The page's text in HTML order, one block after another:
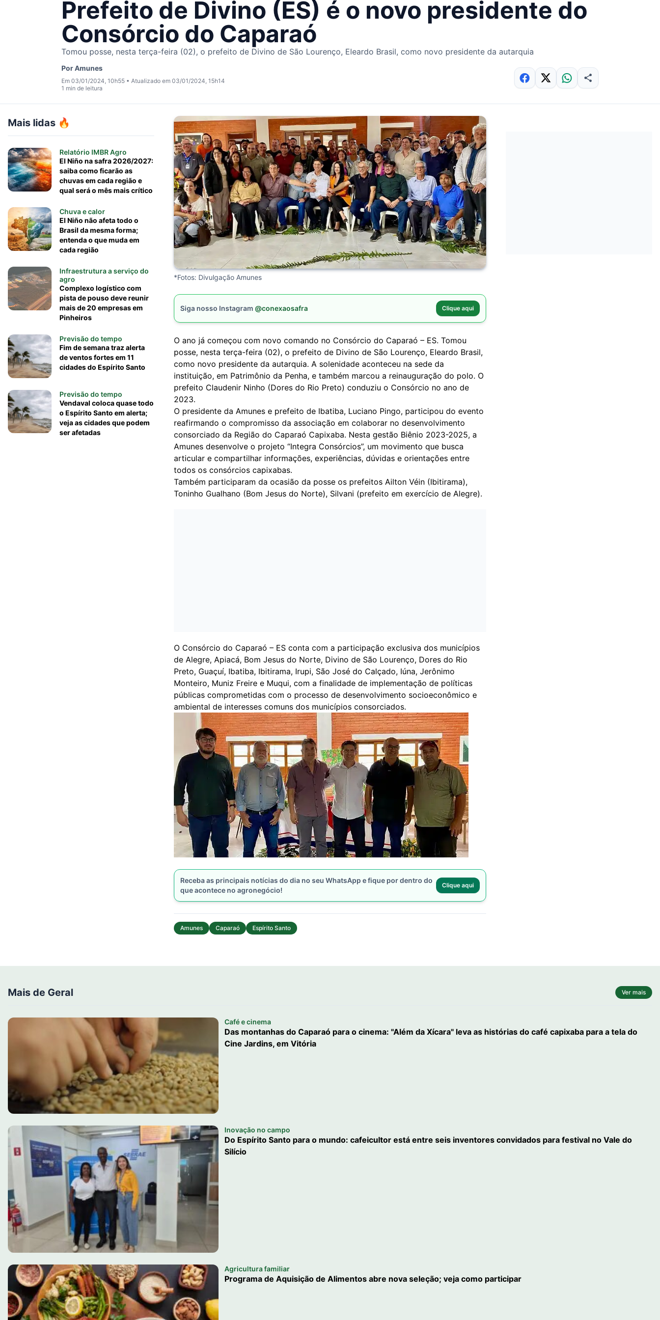
Prefeito de Divino (ES) é o novo presidente do
Consórcio do Caparaó
Tomou posse, nesta terça-feira (02), o prefeito de Divino de São Lourenço, Eleardo Brasil, como novo presidente da autarquia
PorAmunes
Em 03/01/2024, 10h55 • Atualizado em 03/01/2024, 15h14
1 min de leitura
Mais lidas 🔥
Relatório IMBR Agro
El Niño na safra 2026/2027:
saiba como ficarão as
chuvas em cada região e
qual será o mês mais crítico
Chuva e calor
El Niño não afeta todo o
Brasil da mesma forma;
entenda o que muda em
cada região
Infraestrutura a serviço do
agro
Complexo logístico com
pista de pouso deve reunir
mais de 20 empresas em
Pinheiros
Previsão do tempo
Fim de semana traz alerta
de ventos fortes em 11
cidades do Espírito Santo
Previsão do tempo
Vendaval coloca quase todo
o Espírito Santo em alerta;
veja as cidades que podem
ser afetadas
*Fotos: Divulgação Amunes
Siga nosso Instagram @conexaosafra Clique aqui
O ano já começou com novo comando no Consórcio do Caparaó – ES. Tomou
posse, nesta terça-feira (02), o prefeito de Divino de São Lourenço, Eleardo Brasil,
como novo presidente da autarquia. A solenidade aconteceu na sede da
instituição, em Patrimônio da Penha, e também marcou a reinauguração do polo. O
prefeito Claudenir Ninho (Dores do Rio Preto) conduziu o Consórcio no ano de
2023.
O presidente da Amunes e prefeito de Ibatiba, Luciano Pingo, participou do evento
reafirmando o compromisso da associação em colaborar no desenvolvimento
consorciado da Região do Caparaó Capixaba. Nesta gestão Biênio 2023-2025, a
Amunes desenvolve o projeto “Integra Consórcios”, um movimento que busca
articular e compartilhar informações, experiências, dúvidas e orientações entre
todos os consórcios capixabas.
Também participaram da ocasião da posse os prefeitos Ailton Véin (Ibitirama),
Toninho Gualhano (Bom Jesus do Norte), Silvani (prefeito em exercício de Alegre).
O Consórcio do Caparaó – ES conta com a participação exclusiva dos municípios
de Alegre, Apiacá, Bom Jesus do Norte, Divino de São Lourenço, Dores do Rio
Preto, Guaçuí, Ibatiba, Ibitirama, Irupi, São José do Calçado, Iúna, Jerônimo
Monteiro, Muniz Freire e Muqui, com a finalidade de implementação de políticas
públicas comprometidas com o processo de desenvolvimento socioeconômico e
ambiental de interesses comuns dos municípios consorciados.
Receba as principais notícias do dia no seu WhatsApp e fique por dentro do
que acontece no agronegócio!
Clique aqui
Amunes Caparaó Espírito Santo
Mais de Geral Ver mais
Café e cinema
Das montanhas do Caparaó para o cinema: "Além da Xícara" leva as histórias do café capixaba para a tela do
Cine Jardins, em Vitória
Inovação no campo
Do Espírito Santo para o mundo: cafeicultor está entre seis inventores convidados para festival no Vale do
Silício
Agricultura familiar
Programa de Aquisição de Alimentos abre nova seleção; veja como participar